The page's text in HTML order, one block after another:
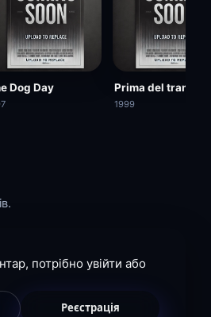
Dog Day Prima del
1999
потрібно увійти або
Реєстрація